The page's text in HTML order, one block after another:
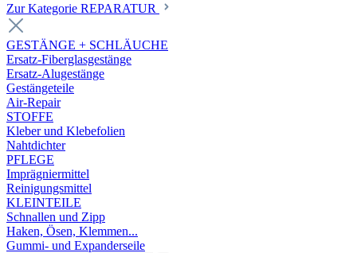
Zur Kategorie REPARATUR
GESTÄNGE + SCHLÄUCHE
Ersatz-Fiberglasgestänge
Ersatz-Alugestänge
Gestängeteile
Air-Repair
STOFFE
Kleber und Klebefolien
Nahtdichter
PFLEGE
Imprägniermittel
Reinigungsmittel
KLEINTEILE
Schnallen und Zipp
Haken, Ösen, Klemmen...
Gummi- und Expanderseile